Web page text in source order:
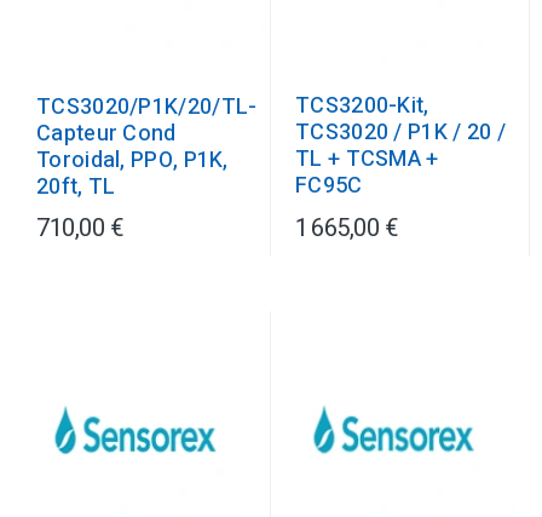
TCS3020/P1K/20/TL-
Capteur Cond
Toroidal, PPO, P1K,
20ft, TL
710,00 €
TCS3200-Kit,
TCS3020 / P1K / 20 /
TL + TCSMA +
FC95C
1 665,00 €